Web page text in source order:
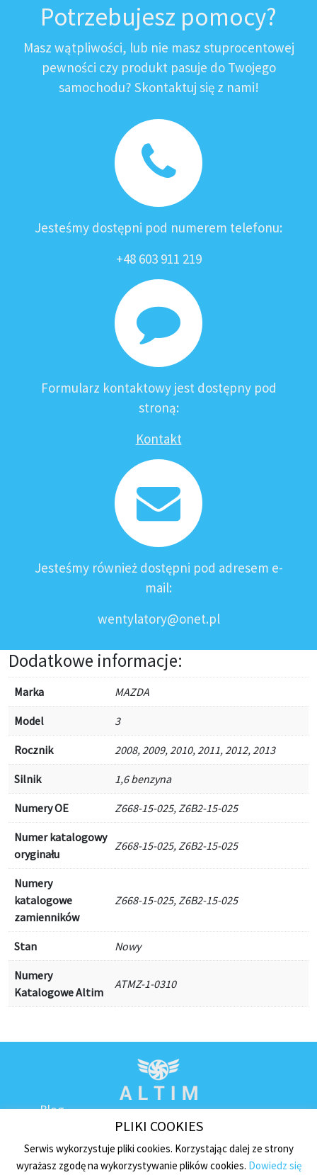
Potrzebujesz pomocy?
Masz wątpliwości, lub nie masz stuprocentowej
pewności czy produkt pasuje do Twojego
samochodu? Skontaktuj się z nami!
Jesteśmy dostępni pod numerem telefonu:
+48 603 911 219
Formularz kontaktowy jest dostępny pod
stroną:
Kontakt
Jesteśmy również dostępni pod adresem e-
mail:
wentylatory@onet.pl
Dodatkowe informacje:
Marka MAZDA
Model 3
Rocznik 2008, 2009, 2010, 2011, 2012, 2013
Silnik 1,6 benzyna
Numery OE Z668-15-025, Z6B2-15-025
Numer katalogowy
oryginału
Z668-15-025, Z6B2-15-025
Numery
katalogowe
zamienników
Z668-15-025, Z6B2-15-025
Stan Nowy
Numery
Katalogowe Altim
ATMZ-1-0310
Blog
Regulamin sklepu
Polityka prywatności
PLIKI COOKIES
Serwis wykorzystuje pliki cookies. Korzystając dalej ze strony
wyrażasz zgodę na wykorzystywanie plików cookies. Dowiedz się